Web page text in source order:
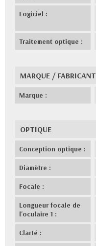
Logiciel :
Traitement optique :
MARQUE / FABRICANT
Marque :
OPTIQUE
Conception optique :
Diamètre :
Focale :
Longueur focale de
l'oculaire 1 :
Clarté :